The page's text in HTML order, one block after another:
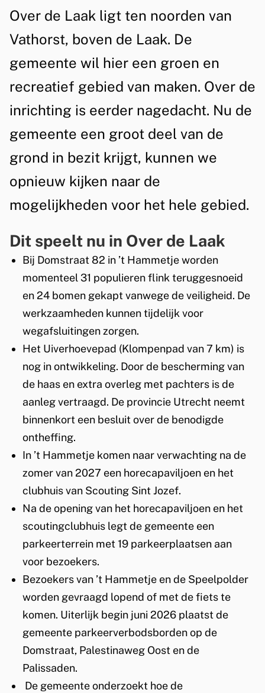
e
d
O
e
d
A
m
Over de Laak ligt ten noorden van
Vathorst, boven de Laak. De
gemeente wil hier een groen en
recreatief gebied van maken. Over de
inrichting is eerder nagedacht. Nu de
gemeente een groot deel van de
grond in bezit krijgt, kunnen we
opnieuw kijken naar de
mogelijkheden voor het hele gebied.
Dit speelt nu in Over de Laak
Bij Domstraat 82 in ’t Hammetje worden
momenteel 31 populieren flink teruggesnoeid
en 24 bomen gekapt vanwege de veiligheid. De
werkzaamheden kunnen tijdelijk voor
wegafsluitingen zorgen.
Het Uiverhoevepad (Klompenpad van 7 km) is
nog in ontwikkeling. Door de bescherming van
de haas en extra overleg met pachters is de
aanleg vertraagd. De provincie Utrecht neemt
binnenkort een besluit over de benodigde
ontheffing.
In ’t Hammetje komen naar verwachting na de
zomer van 2027 een horecapaviljoen en het
clubhuis van Scouting Sint Jozef.
Na de opening van het horecapaviljoen en het
scoutingclubhuis legt de gemeente een
parkeerterrein met 19 parkeerplaatsen aan
voor bezoekers.
Bezoekers van ’t Hammetje en de Speelpolder
worden gevraagd lopend of met de fiets te
komen. Uiterlijk begin juni 2026 plaatst de
gemeente parkeerverbodsborden op de
Domstraat, Palestinaweg Oost en de
Palissaden.
De gemeente onderzoekt hoe de